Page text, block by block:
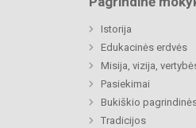
Istorija
Edukacinės erdvės
Misija, vizija,
Pasiekimai
Bukiškio
Tradicijos